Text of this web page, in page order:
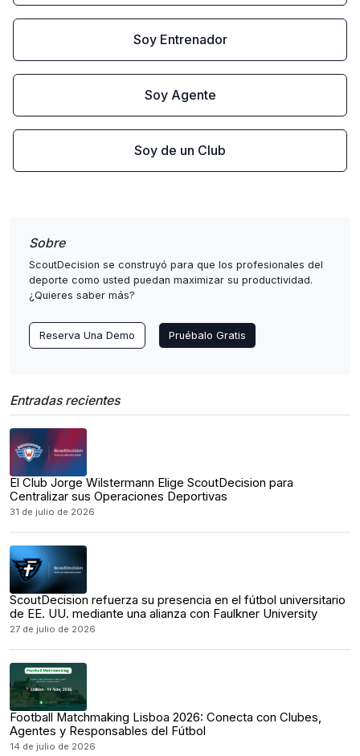
Soy Entrenador
Soy Agente
Soy de un Club
Sobre
ScoutDecision se construyó para que los profesionales del
deporte como usted puedan maximizar su productividad.
¿Quieres saber más?
Reserva Una Demo Pruébalo Gratis
Entradas recientes
El Club Jorge Wilstermann Elige ScoutDecision para
Centralizar sus Operaciones Deportivas
31 de julio de 2026
ScoutDecision refuerza su presencia en el fútbol universitario
de EE. UU. mediante una alianza con Faulkner University
27 de julio de 2026
Football Matchmaking Lisboa 2026: Conecta con Clubes,
Agentes y Responsables del Fútbol
14 de julio de 2026